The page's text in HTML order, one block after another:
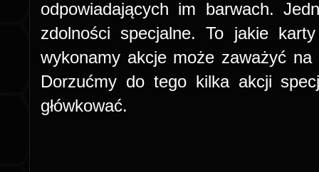
odpowiadających im barwach.
zdolności specjalne. To jakie
wykonamy akcje może zaważyć
Dorzućmy do tego kilka akcji
główkować.